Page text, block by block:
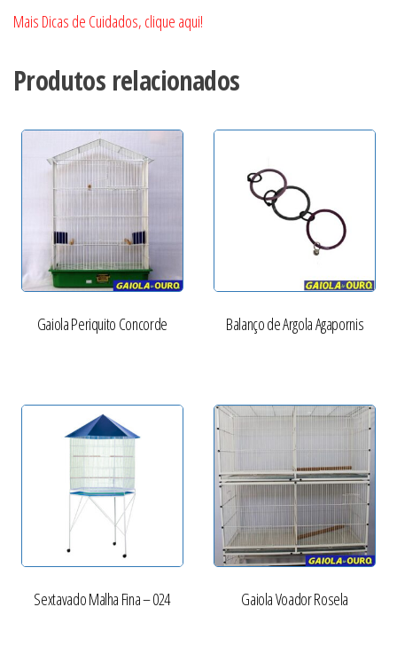
Mais Dicas de Cuidados, clique aqui!
Produtos relacionados
Gaiola Periquito Concorde Balanço de Argola Agapornis
Sextavado Malha Fina – 024 Gaiola Voador Rosela